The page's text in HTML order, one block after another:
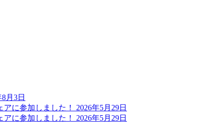
月3日
アに参加しました！ 2026年5月29日
アに参加しました！ 2026年5月29日